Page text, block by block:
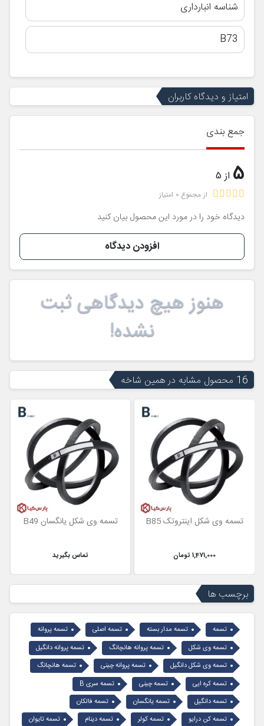
شناسه انبارداری
B73
امتیاز و دیدگاه کاربران
جمع بندی
5 از 5
از مجموع 0 امتیاز
دیدگاه خود را در مورد این محصول بیان کنید
افزودن دیدگاه
هنوز هیچ دیدگاهی ثبت
نشده!
16 محصول مشابه در همین شاخه
تسمه وی شکل اینتروتک B85
1,471,000 تومان
تسمه وی شکل یانگسان B49
تماس بگیرید
برچسب ها
تسمه تسمه مدار بسته تسمه اصلی
تسمه پروانه
تسمه وی شکل
تسمه پروانه هانچانگ
تسمه پروانه دانگیل
تسمه وی شکل دانگیل
تسمه پروانه چینی
تسمه هانچانگ
تسمه کره ایی
تسمه چینی
تسمه سری B
تسمه دانگیل
تسمه یانگسان
تسمه فالکان
تسمه کن درایو
تسمه کولر تسمه دینام
تسمه تایوان